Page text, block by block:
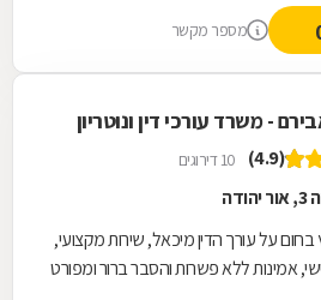
מספר מקשר
- משרד עורכי דין ונוטריון
(4.9) 10 דירוגים
על עורך הדין מיכאל, שירות מקצועי,
אמינות ללא פשרות והסבר ברור ומפורט